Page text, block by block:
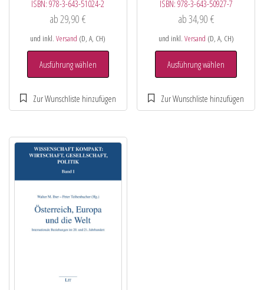
ISBN:978-3-643-51024-2
ab29,90€
und inkl.Versand (D, A, CH)
Ausführung wählen
ISBN: 978-3-643-50927-7
ab34,90 €
und inkl. Versand (D, A, CH)
Ausführung wählen